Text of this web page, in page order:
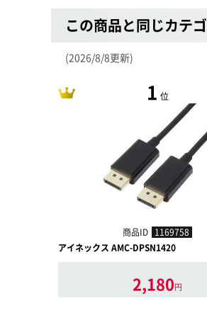
この商品と同じカテ
(2026/8/8更新)
1 位
商品ID 1169758
アイネックス AMC-DPSN1420
2,180円